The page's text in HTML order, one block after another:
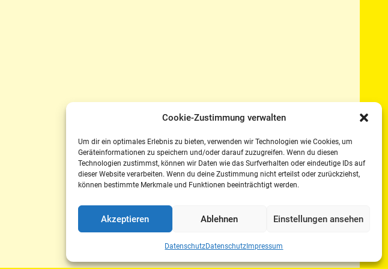
Cookie-Zustimmung verwalten
Um dir ein optimales Erlebnis zu bieten, verwenden wir Technologien wie Cookies, um
Geräteinformationen zu speichern und/oder darauf zuzugreifen. Wenn du diesen
Technologien zustimmst, können wir Daten wie das Surfverhalten oder eindeutige IDs auf
dieser Website verarbeiten. Wenn du deine Zustimmung nicht erteilst oder zurückziehst,
können bestimmte Merkmale und Funktionen beeinträchtigt werden.
Akzeptieren Ablehnen Einstellungen ansehen
DatenschutzDatenschutz Impressum